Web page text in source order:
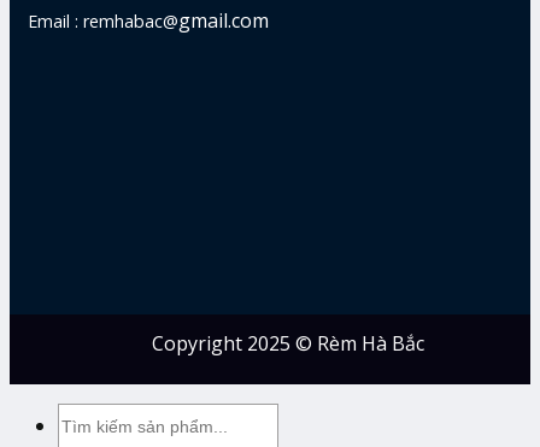
Email : remhabac@gmail.com
Copyright 2025 © Rèm Hà Bắc
Tìm